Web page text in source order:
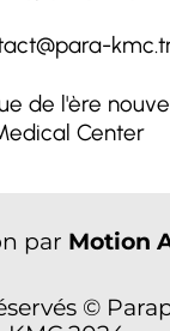
de l'ère
Center
par Motion
©